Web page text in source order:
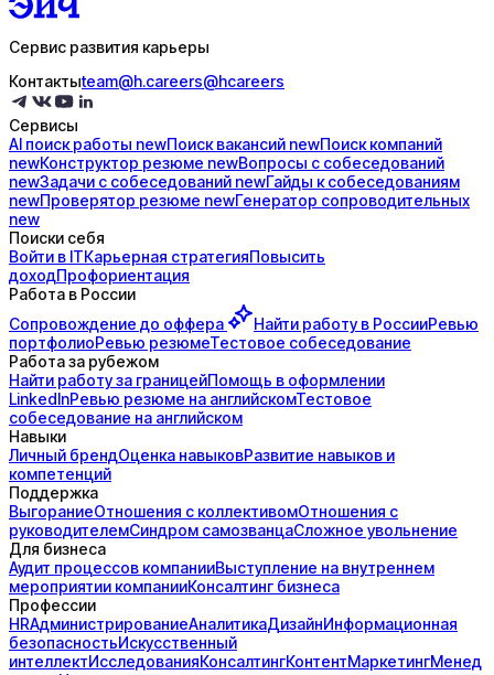
Сервис развития карьеры
Контактыteam@h.careers@hcareers
Сервисы
AI поискработы newПоисквакансий newПоисккомпаний
newКонструктор резюме newВопросы с собеседований
newЗадачи с собеседований newГайды ксобеседованиям
newПроверятор резюме newГенератор сопроводительных
new
Поиски себя
Войти в ITКарьерная стратегияПовысить
доходПрофориентация
Работа в России
Сопровождение до оффера Найти работу в РоссииРевью
портфолиоРевью резюмеТестовое собеседование
Работа за рубежом
Найти работу за границейПомощь в оформлении
LinkedInРевью резюме на английскомТестовое
собеседование на английском
Навыки
Личный брендОценка навыковРазвитие навыков и
компетенций
Поддержка
ВыгораниеОтношения с коллективомОтношения с
руководителемСиндром самозванцаСложное увольнение
Для бизнеса
Аудит процессов компанииВыступление на внутреннем
мероприятии компанииКонсалтинг бизнеса
Профессии
HRАдминистрированиеАналитикаДизайнИнформационная
безопасностьИскусственный
интеллектИсследованияКонсалтингКонтентМаркетингМенед